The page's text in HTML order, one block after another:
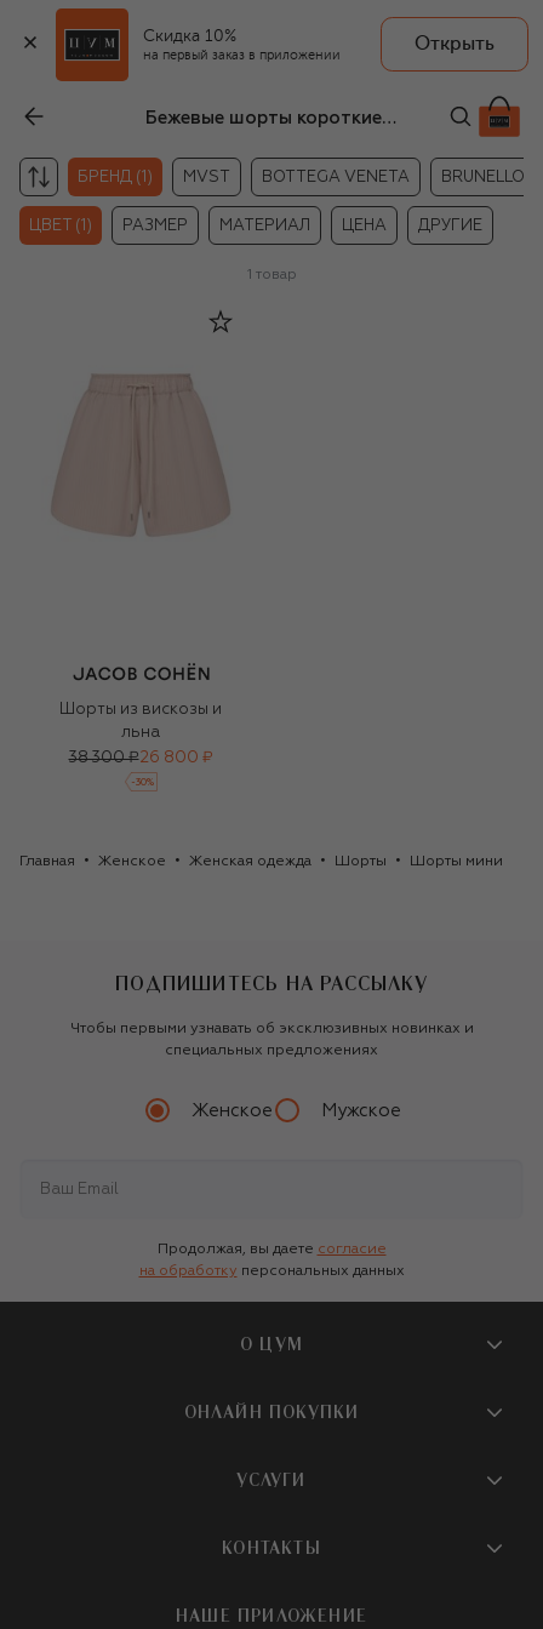
Скидка 10%
на первый заказ в приложении
Открыть
Бежевые шорты короткие Jacob Cohen
БРЕНД (1) MVST BOTTEGA VENETA BRUNELLO
ЦВЕТ (1) РАЗМЕР МАТЕРИАЛ ЦЕНА ДРУГИЕ
1 товар
Шорты из вискозы и
льна
38 300 ₽26 800 ₽
-30%
Главная Женское Женская одежда Шорты Шорты мини
ПОДПИШИТЕСЬ НА РАССЫЛКУ
Чтобы первыми узнавать об эксклюзивных новинках и
специальных предложениях
Женское Мужское
Продолжая, вы даете согласие
на обработку персональных данных
О ЦУМ
О магазине
Бутики и ПВЗ ЦУМ
Карьера
ОНЛАЙН ПОКУПКИ
Доставка
УСЛУГИ
Подарочная карта
КОНТАКТЫ
НАШЕ ПРИЛОЖЕНИЕ